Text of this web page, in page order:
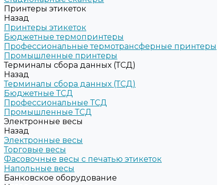
Принтеры этикеток
Назад
Принтеры этикеток
Бюджетные термопринтеры
Профессиональные термотрансферные принтеры
Промышленные принтеры
Терминалы сбора данных (ТСД)
Назад
Терминалы сбора данных (ТСД)
Бюджетные ТСД
Профессиональные ТСД
Промышленные ТСД
Электронные весы
Назад
Электронные весы
Торговые весы
Фасовочные весы с печатью этикеток
Напольные весы
Банковское оборудование